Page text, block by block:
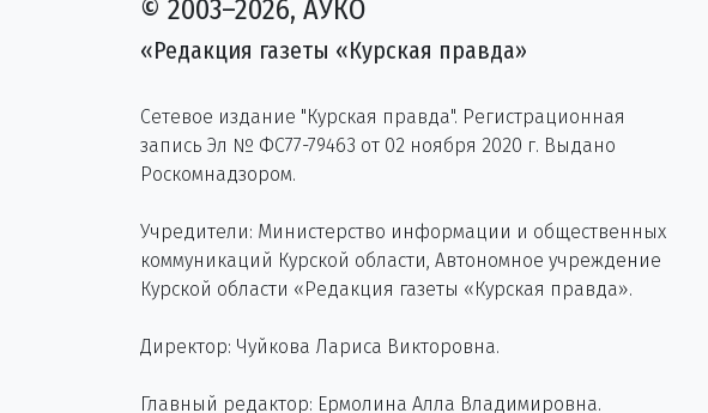
© 2003–2026, АУКО
«Редакция газеты «Курская правда»
Сетевое издание "Курская правда". Регистрационная
запись Эл № ФС77-79463 от 02 ноября 2020 г. Выдано
Роскомнадзором.
Учредители: Министерство информации и общественных
коммуникаций Курской области, Автономное учреждение
Курской области «Редакция газеты «Курская правда».
Директор: Чуйкова Лариса Викторовна.
Главный редактор: Ермолина Алла Владимировна.